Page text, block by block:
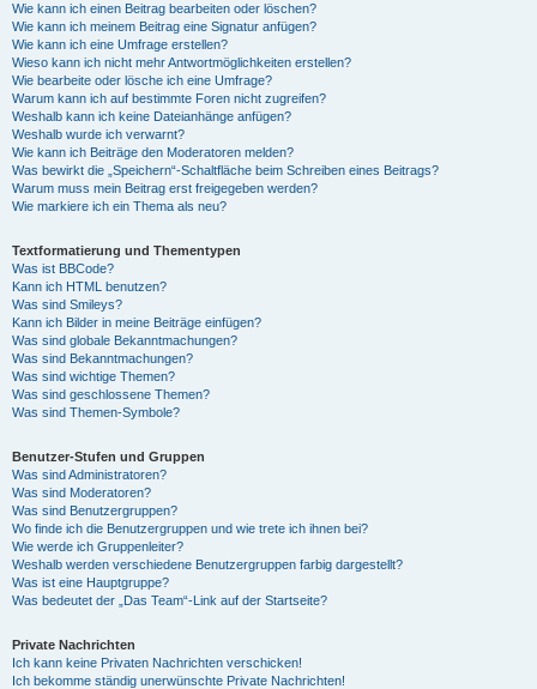
Wie kann ich einen Beitrag bearbeiten oder löschen?
Wie kann ich meinem Beitrag eine Signatur anfügen?
Wie kann ich eine Umfrage erstellen?
Wieso kann ich nicht mehr Antwortmöglichkeiten erstellen?
Wie bearbeite oder lösche ich eine Umfrage?
Warum kann ich auf bestimmte Foren nicht zugreifen?
Weshalb kann ich keine Dateianhänge anfügen?
Weshalb wurde ich verwarnt?
Wie kann ich Beiträge den Moderatoren melden?
Was bewirkt die „Speichern“-Schaltfläche beim Schreiben eines Beitrags?
Warum muss mein Beitrag erst freigegeben werden?
Wie markiere ich ein Thema als neu?
Textformatierung und Thementypen
Was ist BBCode?
Kann ich HTML benutzen?
Was sind Smileys?
Kann ich Bilder in meine Beiträge einfügen?
Was sind globale Bekanntmachungen?
Was sind Bekanntmachungen?
Was sind wichtige Themen?
Was sind geschlossene Themen?
Was sind Themen-Symbole?
Benutzer-Stufen und Gruppen
Was sind Administratoren?
Was sind Moderatoren?
Was sind Benutzergruppen?
Wo finde ich die Benutzergruppen und wie trete ich ihnen bei?
Wie werde ich Gruppenleiter?
Weshalb werden verschiedene Benutzergruppen farbig dargestellt?
Was ist eine Hauptgruppe?
Was bedeutet der „Das Team“-Link auf der Startseite?
Private Nachrichten
Ich kann keine Privaten Nachrichten verschicken!
Ich bekomme ständig unerwünschte Private Nachrichten!